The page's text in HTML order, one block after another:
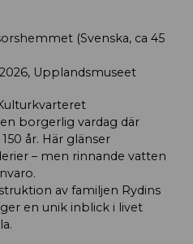
(Svenska, ca 45
Upplandsmuseet
borgerlig vardag där
år. Här glänser
– men rinnande vatten
av familjen Rydins
en unik inblick i livet